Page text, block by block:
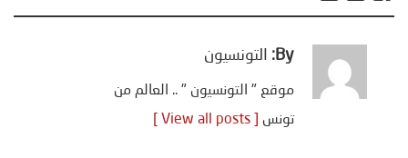
By: التونسيون
موقع " التونسيون " .. العالم من
تونس